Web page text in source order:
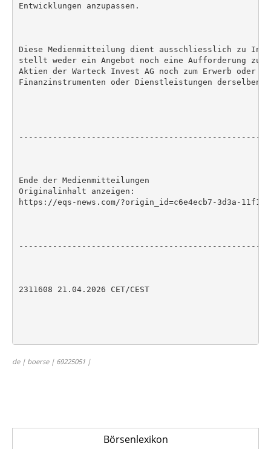
Entwicklungen anzupassen.
Diese Medienmitteilung dient ausschliesslich zu
stellt weder ein Angebot noch eine Aufforderung zum
Aktien der Warteck Invest AG noch zum Erwerb oder
Finanzinstrumenten oder Dienstleistungen derselben
Ende der Medienmitteilungen
Originalinhalt anzeigen:
https://eqs-news.com/?origin_id=c6e4ecb7-3d3a-11f1-
2311608 21.04.2026 CET/CEST
de | boerse | 69225051 |
Börsenlexikon